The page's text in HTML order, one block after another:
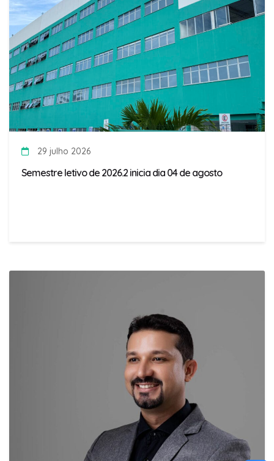
29 julho 2026
Semestre letivo de 2026.2 inicia dia 04 de agosto